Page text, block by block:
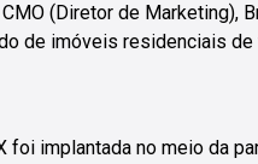
(Diretor de Marketing),
de imóveis residenciais
foi implantada no meio da